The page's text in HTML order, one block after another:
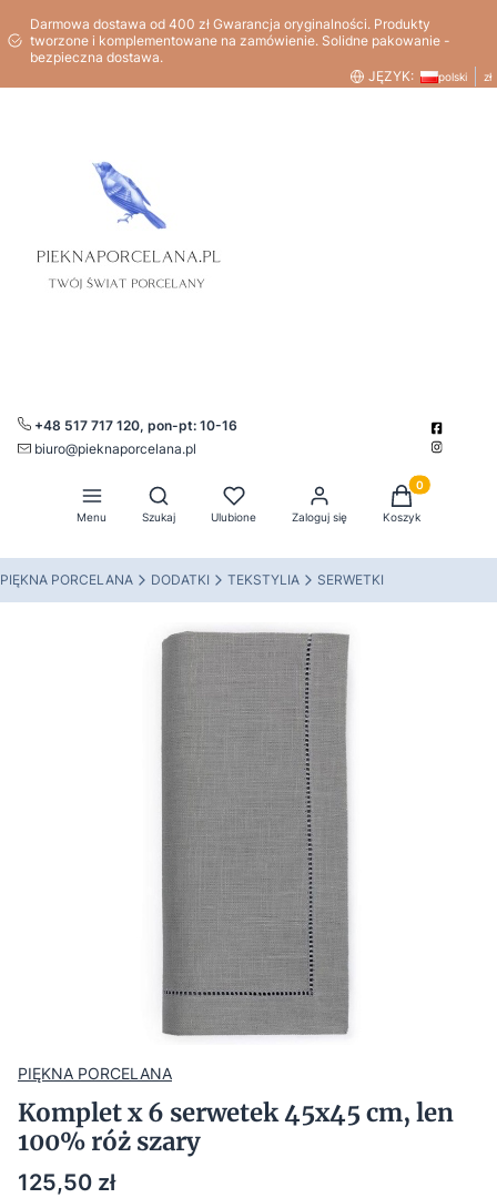
Darmowa dostawa od 400 zł Gwarancja oryginalności. Produkty
tworzone i komplementowane na zamówienie. Solidne pakowanie -
bezpieczna dostawa.
JĘZYK:
polski zł
+48 517 717 120, pon-pt: 10-16
biuro@pieknaporcelana.pl
Menu
Otwórz wyszukiwarkę
Szukaj Ulubione Zaloguj się
Produkty w
Koszyk
PIĘKNA PORCELANA DODATKI TEKSTYLIA SERWETKI
PIĘKNA PORCELANA
Komplet x 6 serwetek 45x45 cm, len
100% róż szary
Cena
125,50 zł